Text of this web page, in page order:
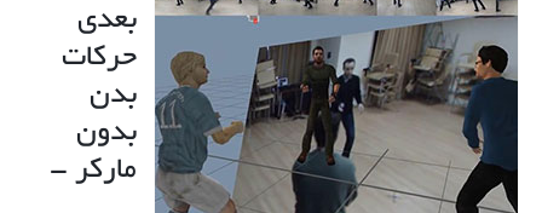
بعدی
حرکات
بدن
بدون
مارکر -